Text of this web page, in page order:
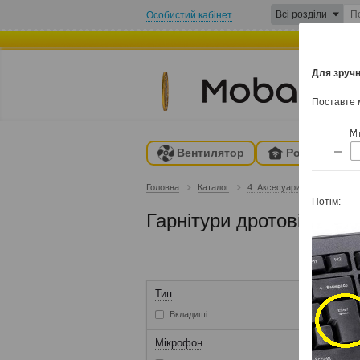
Особистий кабінет Всі розділи
Вентилятор Розумний
Головна Каталог 4. Аксесуари для телефонів
Гарнітури дротові
Тип
Вкладиші
Мікрофон
Для
Поставте
Потім: